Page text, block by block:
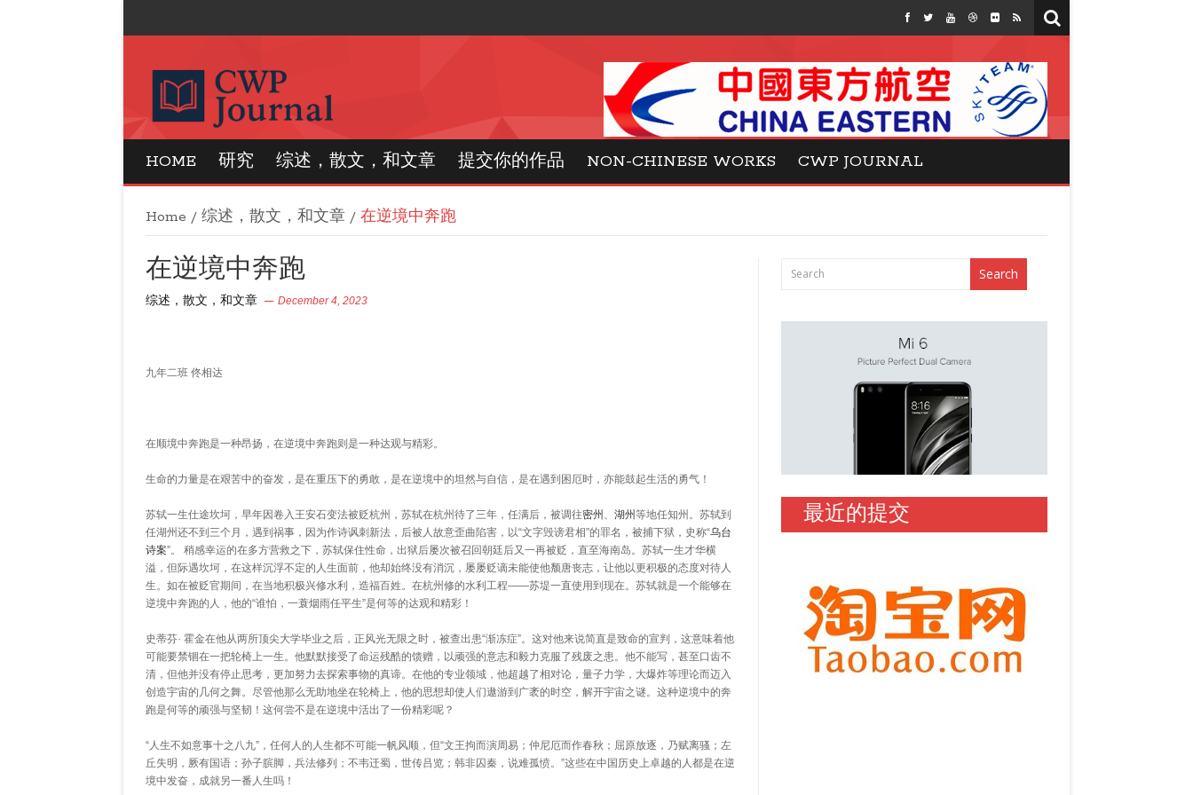
CWP Journal
HOME 研究 综述，散文，和文章 提交你的作品 NON-CHINESE WORKS CWP JOURNAL
Home / 综述，散文，和文章 / 在逆境中奔跑
在逆境中奔跑
综述，散文，和文章 December 4, 2023
九年二班 佟相达
在顺境中奔跑是一种昂扬，在逆境中奔跑则是一种达观与精彩。
生命的力量是在艰苦中的奋发，是在重压下的勇敢，是在逆境中的坦然与自信，是在遇到困厄时，亦能鼓起生活的勇气！
苏轼一生仕途坎坷，早年因卷入王安石变法被贬杭州，苏轼在杭州待了三年，任满后，被调往密州 、 湖州等地任知州。苏轼到
任湖州还不到三个月，遇到祸事，因为作诗讽刺新法，后被人故意歪曲陷害，以“文字毁谤君相”的罪名，被捕下狱，史称“乌台
诗案”。 稍感幸运的在多方营救之下，苏轼保住性命，出狱后屡次被召回朝廷后又一再被贬，直至海南岛。苏轼一生才华横
溢，但际遇坎坷，在这样沉浮不定的人生面前，他却始终没有消沉，屡屡贬谪未能使他颓唐丧志，让他以更积极的态度对待人
生。如在被贬官期间，在当地积极兴修水利，造福百姓。在杭州修的水利工程——苏堤一直使用到现在。苏轼就是一个能够在
逆境中奔跑的人，他的“谁怕，一蓑烟雨任平生”是何等的达观和精彩！
史蒂芬· 霍金在他从两所顶尖大学毕业之后，正风光无限之时，被查出患“渐冻症”。这对他来说简直是致命的宣判，这意味着他
可能要禁锢在一把轮椅上一生。他默默接受了命运残酷的馈赠，以顽强的意志和毅力克服了残废之患。他不能写，甚至口齿不
清，但他并没有停止思考，更加努力去探索事物的真谛。在他的专业领域，他超越了相对论，量子力学，大爆炸等理论而迈入
创造宇宙的几何之舞。尽管他那么无助地坐在轮椅上，他的思想却使人们遨游到广袤的时空，解开宇宙之谜。这种逆境中的奔
跑是何等的顽强与坚韧！这何尝不是在逆境中活出了一份精彩呢？
“人生不如意事十之八九”，任何人的人生都不可能一帆风顺，但“文王拘而演周易；仲尼厄而作春秋；屈原放逐，乃赋离骚；左
丘失明，厥有国语；孙子膑脚，兵法修列；不韦迁蜀，世传吕览；韩非囚秦，说难孤愤。”这些在中国历史上卓越的人都是在逆
境中发奋，成就另一番人生吗！
最近的提交